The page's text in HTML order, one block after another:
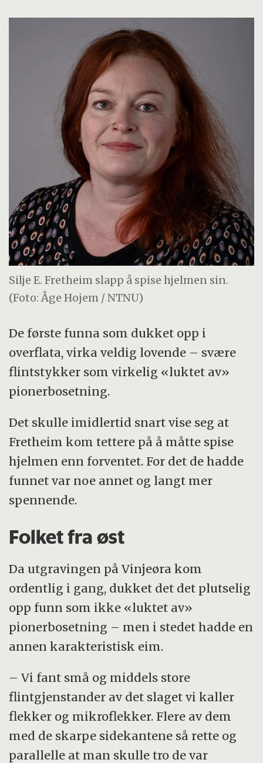
Silje E. Fretheim slapp å spise hjelmen sin.
(Foto: Åge Hojem / NTNU)
De første funna som dukket opp i
overflata, virka veldig lovende – svære
flintstykker som virkelig «luktet av»
pionerbosetning.
Det skulle imidlertid snart vise seg at
Fretheim kom tettere på å måtte spise
hjelmen enn forventet. For det de hadde
funnet var noe annet og langt mer
spennende.
Folket fra øst
Da utgravingen på Vinjeøra kom
ordentlig i gang, dukket det det plutselig
opp funn som ikke «luktet av»
pionerbosetning – men i stedet hadde en
annen karakteristisk eim.
– Vi fant små og middels store
flintgjenstander av det slaget vi kaller
flekker og mikroflekker. Flere av dem
med de skarpe sidekantene så rette og
parallelle at man skulle tro de var